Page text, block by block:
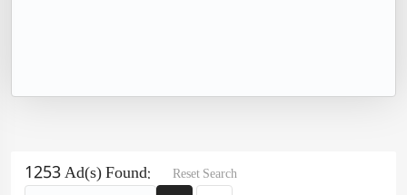
1253 Ad(s) Found: Reset Search